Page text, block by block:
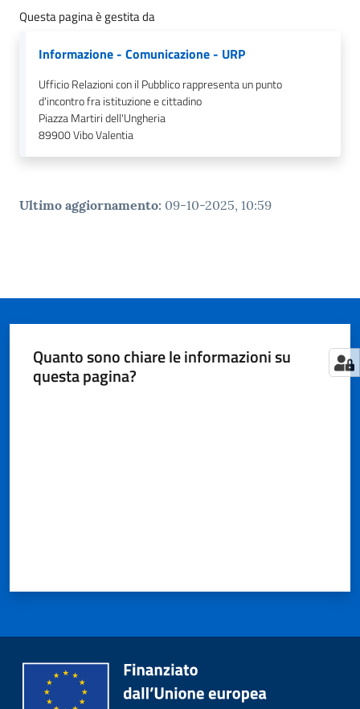
Questa pagina è gestita da
Informazione - Comunicazione - URP
Ufficio Relazioni con il Pubblico rappresenta un punto
d'incontro fra istituzione e cittadino
Piazza Martiri dell'Ungheria
89900Vibo Valentia
Ultimo aggiornamento: 09-10-2025, 10:59
Quanto sono chiare le informazioni su
questa pagina?